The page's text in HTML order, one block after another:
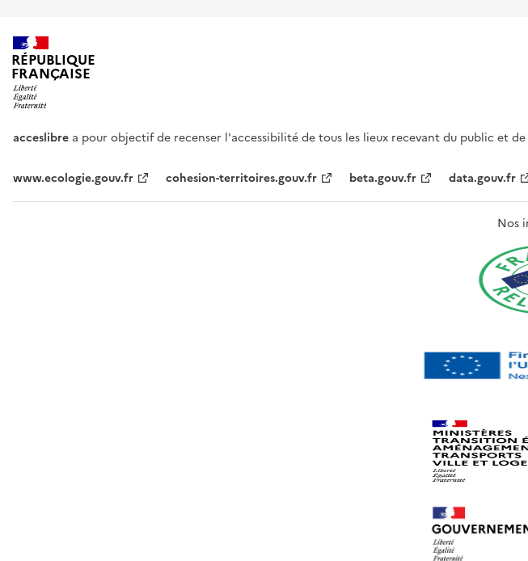
RÉPUBLIQUE
FRANÇAISE
acceslibre a pour objectif de recenser l'accessibilité de tous les lieux recevant du public et
www.ecologie.gouv.fr cohesion-territoires.gouv.fr beta.gouv.fr data.gouv.fr
Nos